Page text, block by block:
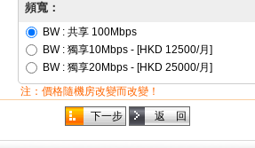
頻寬：
BW : 共享 100Mbps
BW : 獨享10Mbps - [HKD 12500/月]
BW : 獨享20Mbps - [HKD 25000/月]
注：價格隨機房改變而改變！